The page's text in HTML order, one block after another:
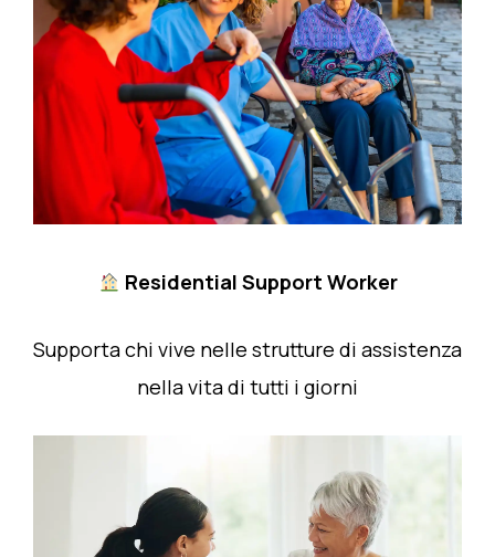
Residential Support Worker
Supporta chi vive nelle strutture di assistenza
nella vita di tutti i giorni